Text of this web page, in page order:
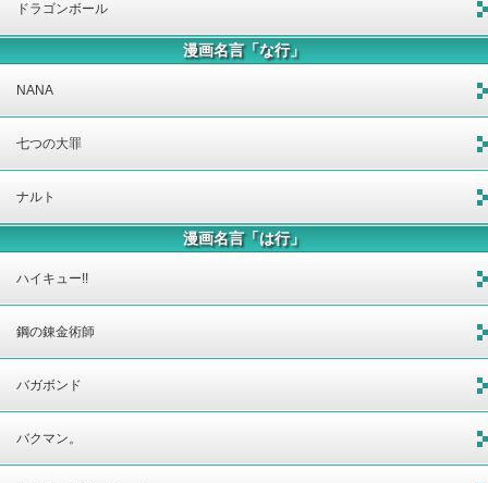
ドラゴンボール
漫画名言「な行」
NANA
七つの大罪
ナルト
漫画名言「は行」
ハイキュー!!
鋼の錬金術師
バガボンド
バクマン。